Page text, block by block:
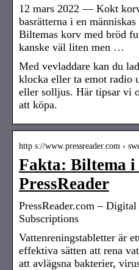
12 mars 2022 — Kokt
basrätterna i en
Biltemas korv med bröd
kanske väl liten men …
Med vevladdare kan du
klocka eller ta emot radio
eller solljus. Här tipsar vi
att köpa.
http s://www.pressreader.com ›
Fakta: Biltema
PressReader
PressReader.com –
Subscriptions
Vattenreningstabletter är
effektiva sätten att rena
att avlägsna bakterier,